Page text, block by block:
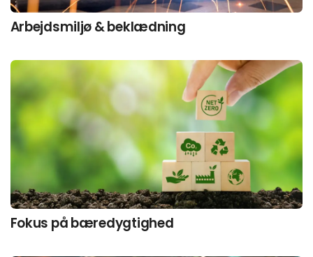
Arbejdsmiljø & beklædning
Fokus på bæredygtighed